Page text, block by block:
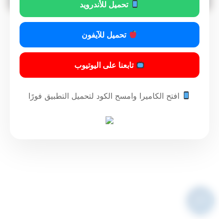
تحميل للأندرويد
تحميل للآيفون
تابعنا على اليوتيوب
افتح الكاميرا وامسح الكود لتحميل التطبيق فورًا